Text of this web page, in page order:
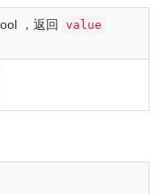
，返回 value